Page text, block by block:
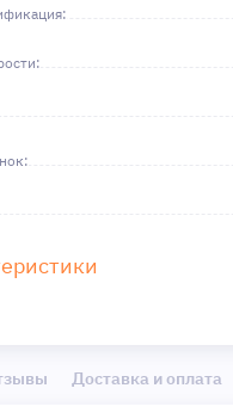
Доставка и оплата